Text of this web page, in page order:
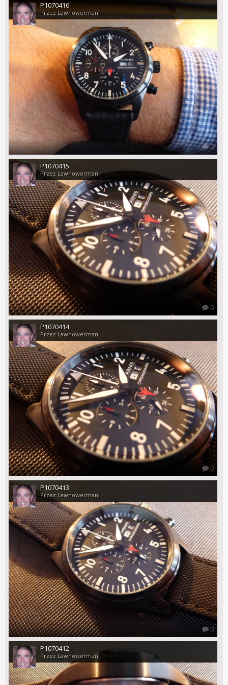
P1070416
Przez Lawnowerman
0
P1070415
Przez Lawnowerman
0
P1070414
Przez Lawnowerman
0
P1070413
Przez Lawnowerman
0
P1070412
Przez Lawnowerman